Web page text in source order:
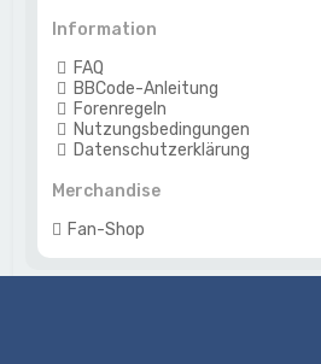
Information
FAQ
BBCode-Anleitung
Forenregeln
Nutzungsbedingungen
Datenschutzerklärung
Merchandise
Fan-Shop